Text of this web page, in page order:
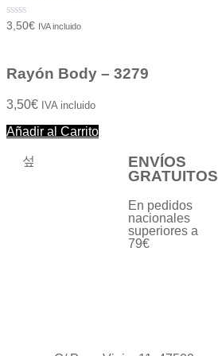
Valorado
5
3,50€ IVA incluido
Rayón Body – 3279
3,50€ IVA incluido
Añadir al Carrito
ENVÍOS
GRATUITOS
En pedidos
nacionales
superiores a
79€